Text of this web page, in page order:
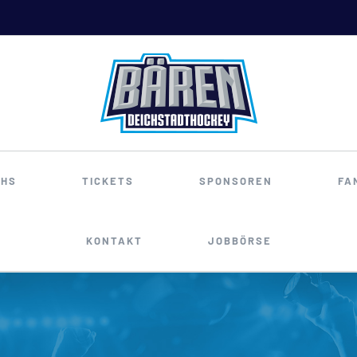
TICKETS SPONSOREN
KONTAKT JOBBÖRSE